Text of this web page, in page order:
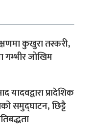
कुखुरा तस्करी,
गम्भीर जोखिम
यादवद्वारा प्रादेशिक
समुद्घाटन, छिट्टै